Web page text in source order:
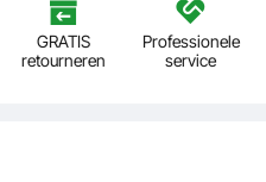
GRATIS
retourneren
Professionele
service